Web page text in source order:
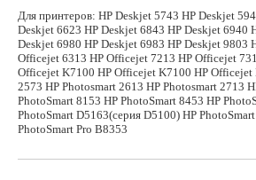
Для принтеров: HP Deskjet 5743 HP Deskjet
Deskjet 6623 HP Deskjet 6843 HP Deskjet 6940
Deskjet 6980 HP Deskjet 6983 HP Deskjet 9803
Officejet 6313 HP Officejet 7213 HP Officejet
Officejet K7100 HP Officejet K7100 HP Officejet
2573 HP Photosmart 2613 HP Photosmart 2713
PhotoSmart 8153 HP PhotoSmart 8453 HP
PhotoSmart D5163(серия D5100) HP
PhotoSmart Pro B8353